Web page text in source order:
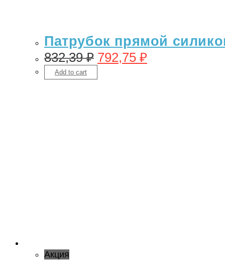
Патрубок прямой
832,39₽ 792,75 ₽
Add to cart
Акция